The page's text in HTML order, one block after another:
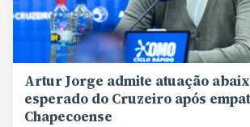
Artur Jorge admite atuação
esperado do Cruzeiro após
Chapecoense